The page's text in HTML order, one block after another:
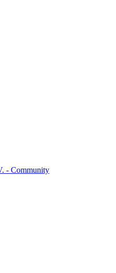
- Community